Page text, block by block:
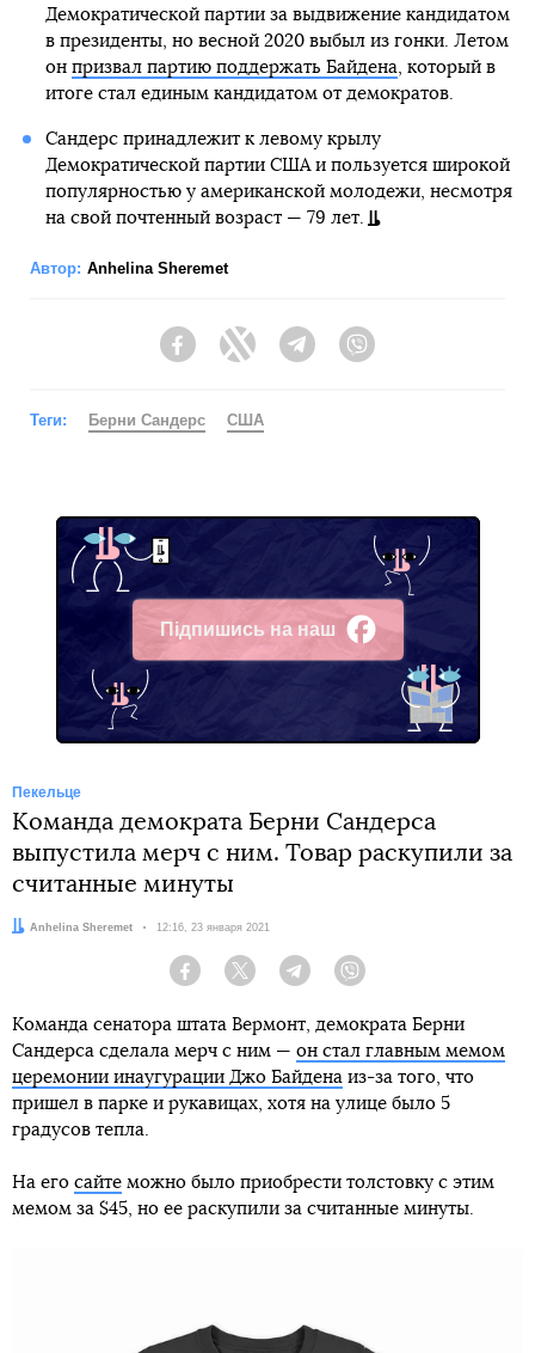
Демократической партии за выдвижение кандидатом
в президенты, но весной 2020 выбыл из гонки. Летом
он призвал партию поддержать Байдена, который в
итоге стал единым кандидатом от демократов.
Сандерс принадлежит к левому крылу
Демократической партии США и пользуется широкой
популярностью у американской молодежи, несмотря
на свой почтенный возраст — 79 лет.
Автор: Anhelina Sheremet
FacebookTwitter Telegram
Теги: Берни Сандерс США
Підпишись на наш
Facebook
Пекельце
Команда демократа Берни Сандерса
выпустила мерч с ним. Товар раскупили за
считанные минуты
Автор:
Anhelina Sheremet Дата:
12:16, 23 января 2021
Facebook Twitter Telegram
Команда сенатора штата Вермонт, демократа Берни
Сандерса сделала мерч с ним — он стал главным мемом
церемонии инаугурации Джо Байдена из-за того, что
пришел в парке и рукавицах, хотя на улице было 5
градусов тепла.
На его сайте можно было приобрести толстовку с этим
мемом за $45, но ее раскупили за считанные минуты.